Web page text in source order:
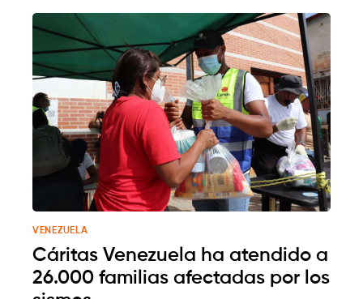
VENEZUELA
Cáritas Venezuela ha atendido a
26.000 familias afectadas por los